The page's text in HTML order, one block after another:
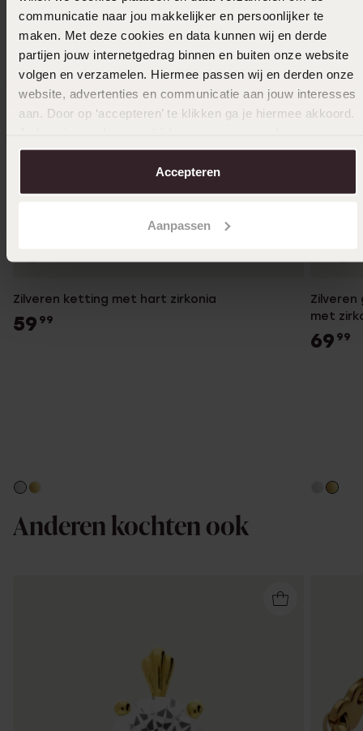
communicatie naar jou makkelijker en persoonlijker te
maken. Met deze cookies en data kunnen wij en derde
partijen jouw internetgedrag binnen en buiten onze website
volgen en verzamelen. Hiermee passen wij en derden onze
website, advertenties en communicatie aan jouw interesses
aan. Door op ‘accepteren’ te klikken ga je hiermee akkoord.
over in onscookiebeleid.
Accepteren
Aanpassen
Zilveren ketting met hart zirkonia
59 99
met
69 99
Anderen kochten ook